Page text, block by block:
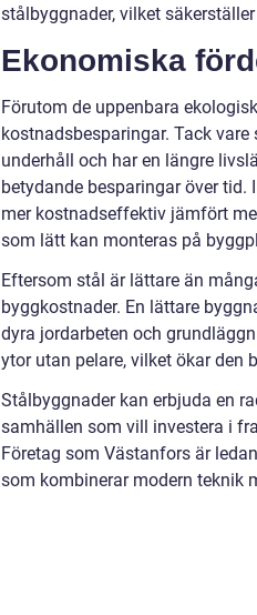
stålbyggnader, vilket
Ekonomiska
Förutom de uppenbara
kostnadsbesparingar. Tack
underhåll och har en längre
betydande besparingar över
mer kostnadseffektiv jämfört
som lätt kan monteras på
Eftersom stål är lättare än
byggkostnader. En lättare
dyra jordarbeten och
ytor utan pelare, vilket ökar den
Stålbyggnader kan erbjuda en
samhällen som vill investera i
Företag som Västanfors är
som kombinerar modern teknik